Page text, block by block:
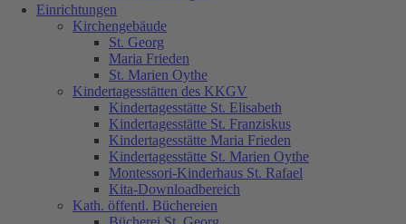
Einrichtungen
Kirchengebäude
St. Georg
Maria Frieden
St. Marien Oythe
Kindertagesstätten des KKGV
Kindertagesstätte St. Elisabeth
Kindertagesstätte St. Franziskus
Kindertagesstätte Maria Frieden
Kindertagesstätte St. Marien Oythe
Montessori-Kinderhaus St. Rafael
Kita-Downloadbereich
Kath. öffentl. Büchereien